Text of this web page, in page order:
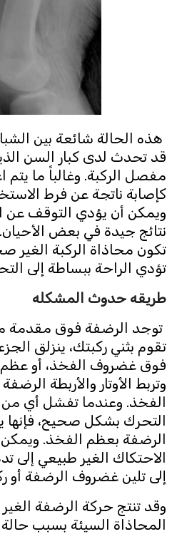
هذه الحالة شائعة بين
قد تحدث لدى كبار السن
مفصل الركبة. وغالباً ما يتم
كإصابة ناتجة عن فرط
ويمكن أن يؤدي التوقف عن
نتائج جيدة في بعض
تكون محاذاة الركبة الغير
تؤدي الراحة ببساطة إلى
طريقه حدوث المشكله
توجد الرضفة فوق مقدمة
تقوم بثني ركبتك، ينزلق
فوق غضروف الفخذ، أو عظم
وتربط الأوتار والأربطة
الفخذ. وعندما تفشل أي
التحرك بشكل صحيح،
الرضفة بعظم الفخذ.
الاحتكاك الغير طبيعي إلى
إلى تلين غضروف الرضفة أو
وقد تنتج حركة الرضفة
المحاذاة السيئة بسبب